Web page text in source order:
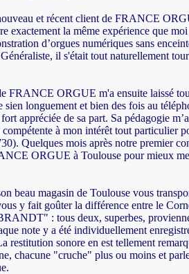
et récent client de FRANCE
exactement la même expérience que
d’orgues numériques sans
il s'était tout naturellement
FRANCE ORGUE m'a ensuite laissé
sien longuement et bien des fois au
appréciée de sa part. Sa pédagogie
à mon intérêt tout particulier
Quelques mois après notre premier
ORGUE à Toulouse pour mieux
beau magasin de Toulouse vous
y fait goûter la différence entre le
: tous deux, superbes,
note y a été individuellement
restitution sonore en est tellement
chacune "cruche" plus ou moins et